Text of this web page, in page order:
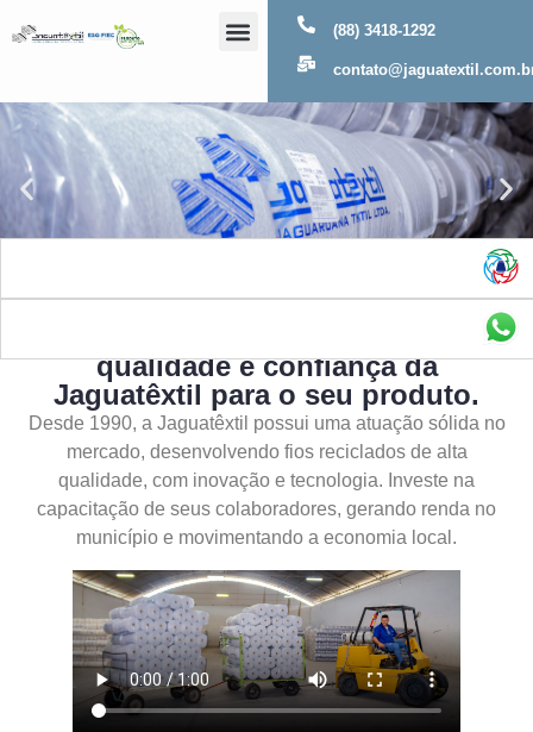
(88) 3418-1292
qualidade e confiança da
Jaguatêxtil para o seu produto.
Desde 1990, a Jaguatêxtil possui uma atuação sólida no
mercado, desenvolvendo fios reciclados de alta
qualidade, com inovação e tecnologia. Investe na
capacitação de seus colaboradores, gerando renda no
município e movimentando a economia local.